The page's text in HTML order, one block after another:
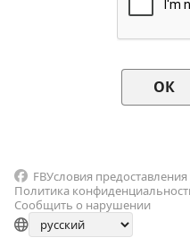
FBУсловия предоставления
Политика
Сообщить о нарушении